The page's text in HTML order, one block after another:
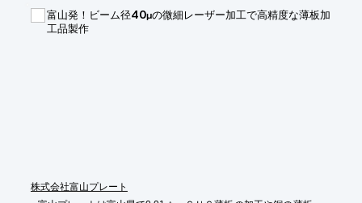
お客様に提案させていただいております。
【板金製品】
富山発！ビーム径40µの微細レーザー加工で高精度な薄板加
工品製作
株式会社富山プレート